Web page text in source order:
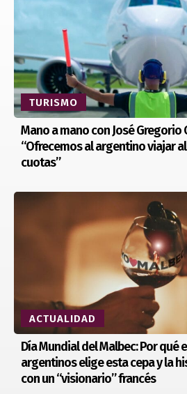
TURISMO
Mano a mano con José Gregorio
“Ofrecemos al argentino viajar
cuotas”
ACTUALIDAD
Día Mundial del Malbec: Por qué
argentinos elige esta cepa y la
con un “visionario” francés